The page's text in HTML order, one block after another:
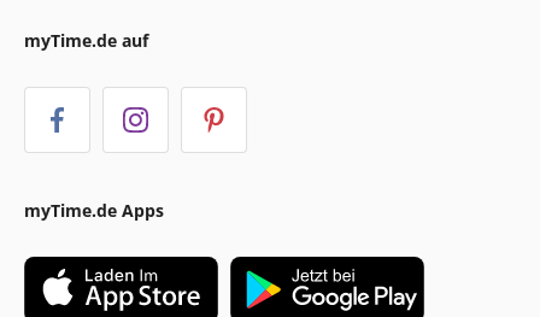
myTime.de auf
myTime.de Apps